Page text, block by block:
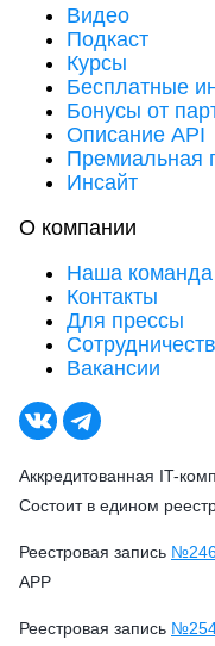
Видео
Подкаст
Курсы
Бесплатные
Бонусы от
Описание API
Премиальная
Инсайт
О компании
Наша команда
Контакты
Для прессы
Вакансии
Аккредитованная IT-
Состоит в едином
Реестровая запись
APP
Реестровая запись